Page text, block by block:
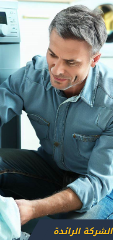
الشركة الرائدة